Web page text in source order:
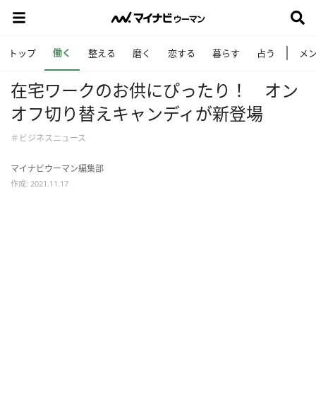
トップ 働く 整える 磨く 恋する 暮らす 占う メ
在宅ワークのお供にぴったり！ オン
オフ切り替えキャンディが新登場
＃ビジネスニュース
マイナビウーマン編集部
作成: 2021.11.17